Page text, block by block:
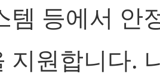
템 등에서 안
지원합니다.